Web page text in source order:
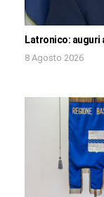
Latronico: auguri
8 Agosto 2026